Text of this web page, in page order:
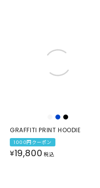
GRAFFITI PRINT HOODIE
1000円クーポン
¥19,800 税込